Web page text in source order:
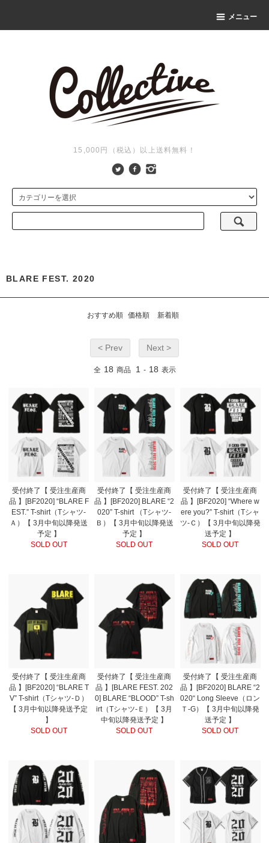
メニュー
15,000円（税込）以上送料無料！
BLARE FEST. 2020
おすすめ順 価格順 新着順
< Prev Next >
全 18 商品 1 - 18 表示
受付終了【 受注生産商
品 】[BF2020] “BLARE F
EST.” T-shirt（Tシャツ-
Ａ）【 3月中旬以降発送
予定 】
SOLD OUT
受付終了【 受注生産商
品 】[BF2020] BLARE “2
020” T-shirt （Tシャツ-
Ｂ）【 3月中旬以降発送
予定 】
SOLD OUT
受付終了【 受注生産商
品 】[BF2020] “Where w
ere you?” T-shirt（Tシャ
ツ-Ｃ）【 3月中旬以降発
送予定 】
SOLD OUT
受付終了【 受注生産商
品 】[BF2020] “BLARE T
V” T-shirt（Tシャツ-Ｄ）
【 3月中旬以降発送予定
】
SOLD OUT
受付終了【 受注生産商
品 】[BLARE FEST. 202
0] BLARE “BLOOD” T-sh
irt（Tシャツ-Ｅ）【 3月
中旬以降発送予定 】
SOLD OUT
受付終了【 受注生産商
品 】[BF2020] BLARE “2
020“ Long Sleeve（ロン
Ｔ-G）【 3月中旬以降発
送予定 】
SOLD OUT